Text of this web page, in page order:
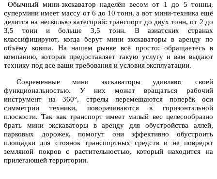
Обычный мини-экскаватор наделён весом от 1 до 5 тонны,
супермини имеет массу от 6 до 10 тонн, а вот мини-техника ещё
делится на несколько категорий: транспорт до двух тонн, от 2 до
3,5 тонн и больше 3,5 тонн. В азиатских странах
классифицируют, когда берут мини экскаваторы в аренду по
объёму ковша. На нашем рынке всё просто: обращаетесь в
компанию, которая предоставляет такую услугу и вам выдают
технику под все ваши требования и условия эксплуатации.
Современные мини экскаваторы удивляют своей
функциональностью. У них может вращаться рабочий
инструмент на 360°, стрелы перемещаются поперёк оси
симметрии техники, поворачиваются в горизонтальной
плоскости. Так как транспорт имеет малый вес целесообразно
брать мини экскаваторы в аренду для обустройства аллей,
парковых дорожек, помогут они эффективно обустроить
площадки для стоянок транспортных средств и не повредят
земляной покров с растительностью, который находится на
прилегающей территории.